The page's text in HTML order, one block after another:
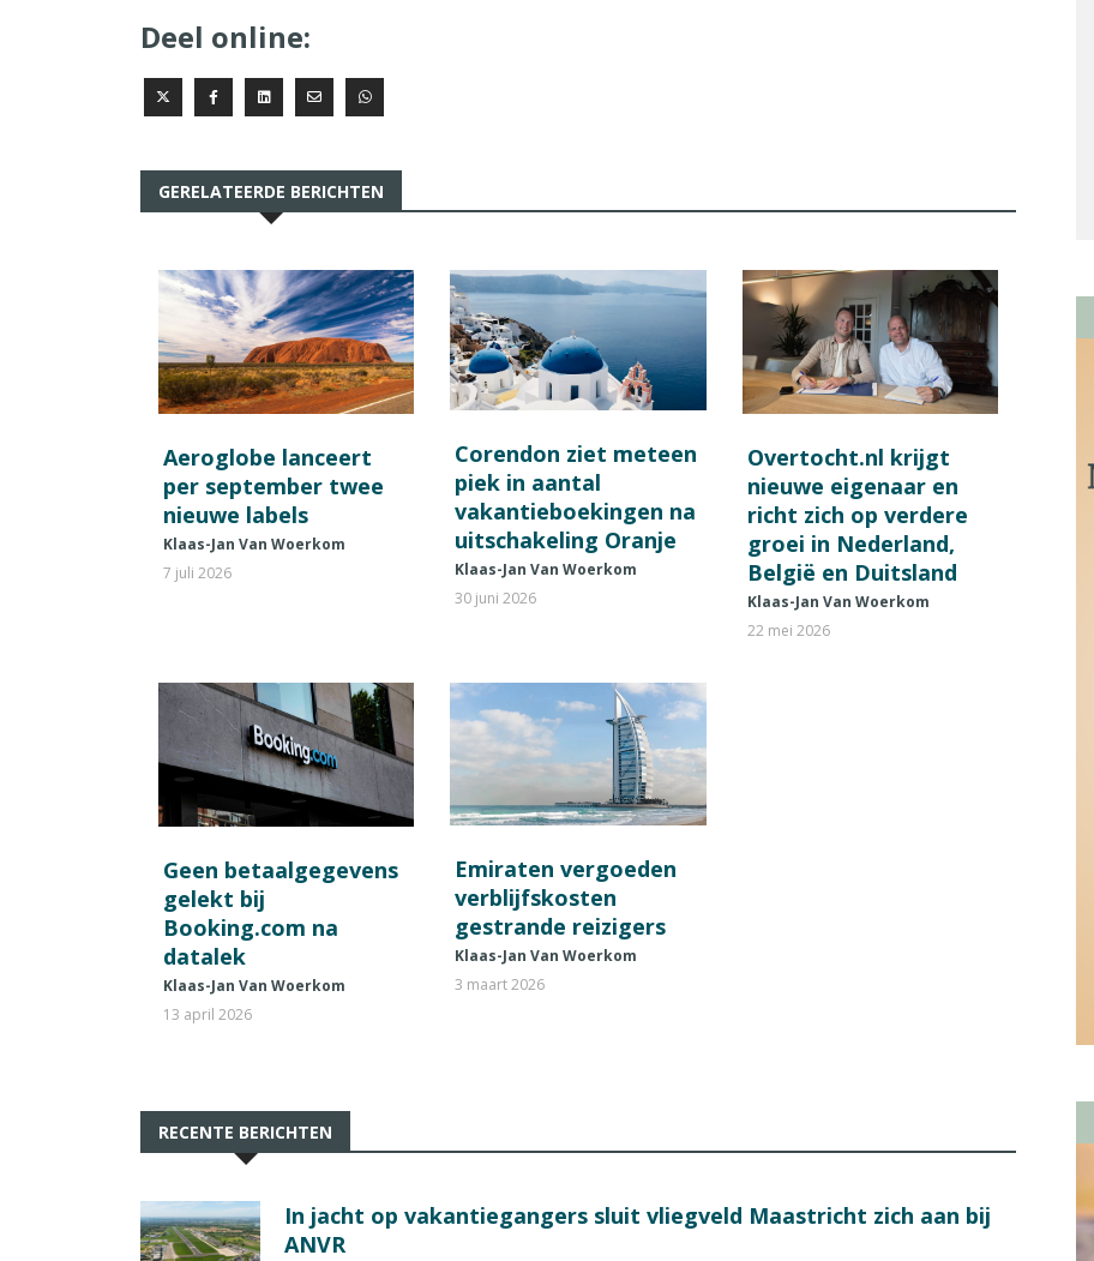
Deel online:
GERELATEERDE BERICHTEN
Aeroglobe lanceert
per september twee
nieuwe labels
Klaas-Jan Van Woerkom
7 juli 2026
Corendon ziet meteen
piek in aantal
vakantieboekingen na
uitschakeling Oranje
Klaas-Jan Van Woerkom
30 juni 2026
Overtocht.nl krijgt
nieuwe eigenaar en
richt zich op verdere
groei in Nederland,
België en Duitsland
Klaas-Jan Van Woerkom
22 mei 2026
Geen betaalgegevens
gelekt bij
Booking.com na
datalek
Klaas-Jan Van Woerkom
13 april 2026
Emiraten vergoeden
verblijfskosten
gestrande reizigers
Klaas-Jan Van Woerkom
3 maart 2026
RECENTE BERICHTEN
In jacht op vakantiegangers sluit vliegveld Maastricht zich aan bij
ANVR